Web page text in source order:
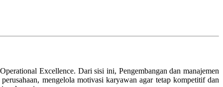
Excellence. Dari sisi ini, Pengembangan dan manajemen
mengelola motivasi karyawan agar tetap kompetitif dan